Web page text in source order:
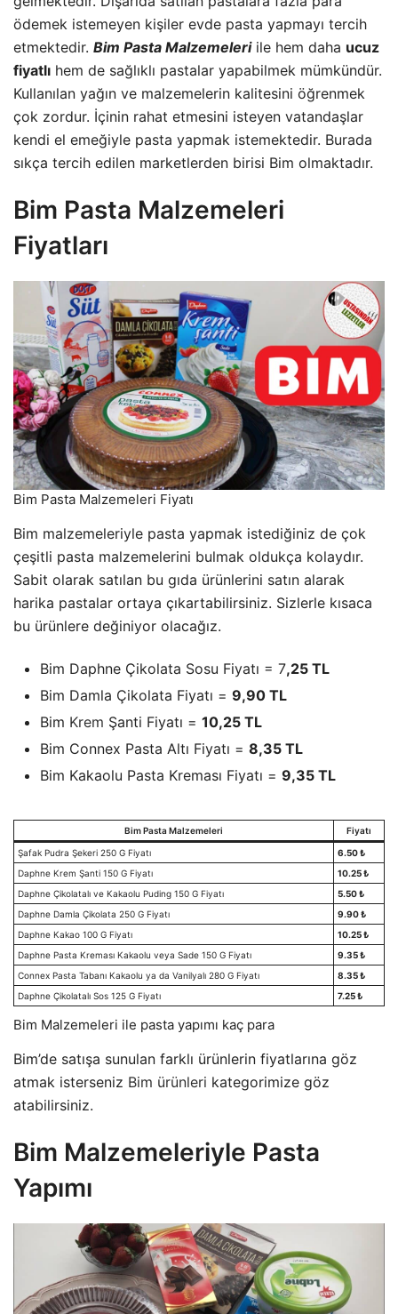
ödemek istemeyen kişiler evde pasta yapmayı tercih
etmektedir. Bim Pasta Malzemeleriile hem daha ucuz
fiyatlı hem de sağlıklı pastalar yapabilmek mümkündür.
Kullanılan yağın ve malzemelerin kalitesini öğrenmek
çok zordur. İçinin rahat etmesini isteyen vatandaşlar
kendi el emeğiyle pasta yapmak istemektedir. Burada
sıkça tercih edilen marketlerden birisi Bim olmaktadır.
Bim Pasta Malzemeleri
Fiyatları
Bim Pasta Malzemeleri Fiyatı
Bim malzemeleriyle pasta yapmak istediğiniz de çok
çeşitli pasta malzemelerini bulmak oldukça kolaydır.
Sabit olarak satılan bu gıda ürünlerini satın alarak
harika pastalar ortaya çıkartabilirsiniz. Sizlerle kısaca
bu ürünlere değiniyor olacağız.
Bim Daphne Çikolata Sosu Fiyatı = 7,25 TL
Bim Damla Çikolata Fiyatı = 9,90 TL
Bim Krem Şanti Fiyatı = 10,25 TL
Bim Connex Pasta Altı Fiyatı = 8,35 TL
Bim Kakaolu Pasta Kreması Fiyatı = 9,35 TL
Bim Pasta Malzemeleri Fiyatı
Şafak Pudra Şekeri 250 G Fiyatı
6.50 ₺
Daphne Krem Şanti 150 G Fiyatı
10.25 ₺
Daphne Çikolatalı ve Kakaolu Puding 150 G Fiyatı
5.50 ₺
Daphne Damla Çikolata 250 G Fiyatı
9.90 ₺
Daphne Kakao 100 G Fiyatı
10.25 ₺
Daphne Pasta Kreması Kakaolu veya Sade 150 G Fiyatı
9.35 ₺
Connex Pasta Tabanı Kakaolu ya da Vanilyalı 280 G Fiyatı
8.35 ₺
Daphne Çikolatalı Sos 125 G Fiyatı
7.25 ₺
Bim Malzemeleri ile pasta yapımı kaç para
Bim’de satışa sunulan farklı ürünlerin fiyatlarına göz
atmak isterseniz Bim ürünleri kategorimize göz
atabilirsiniz.
Bim Malzemeleriyle Pasta
Yapımı